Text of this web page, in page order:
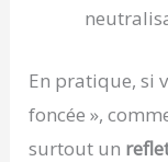
En pratique, si
foncée »,
surtout un